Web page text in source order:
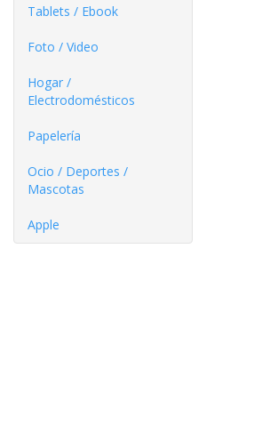
Tablets / Ebook
Foto / Video
Hogar /
Electrodomésticos
Papelería
Ocio / Deportes /
Mascotas
Apple